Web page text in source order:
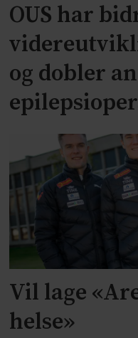
OUS har
og dobler
Vil lage
helse»